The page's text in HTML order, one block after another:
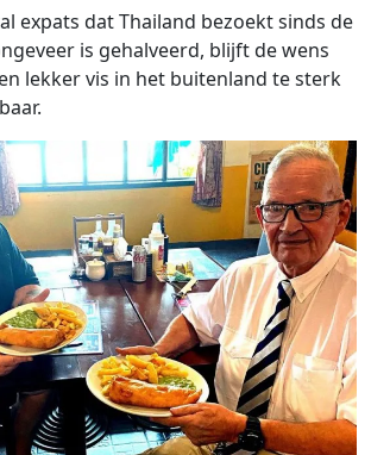
expats dat Thailand bezoekt sinds de
is gehalveerd, blijft de wens
lekker vis in het buitenland te sterk